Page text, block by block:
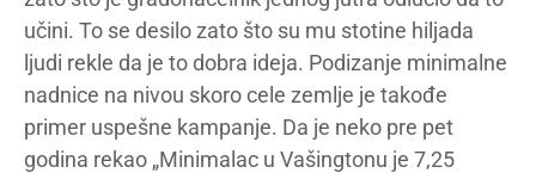
učini. To se desilo zato što su mu stotine hiljada
ljudi rekle da je to dobra ideja. Podizanje minimalne
nadnice na nivou skoro cele zemlje je takođe
primer uspešne kampanje. Da je neko pre pet
godina rekao „Minimalac u Vašingtonu je 7,25